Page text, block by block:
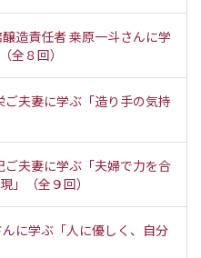
造責任者 桒原一斗さんに学
全８回）
夫妻に学ぶ「造り手の気持
夫妻に学ぶ「夫婦で力を合
」（全９回）
に学ぶ「人に優しく、自分